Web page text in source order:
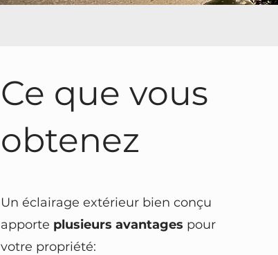
Ce que vous
obtenez
Un éclairage extérieur bien conçu
apporte plusieurs avantages pour
votre propriété: